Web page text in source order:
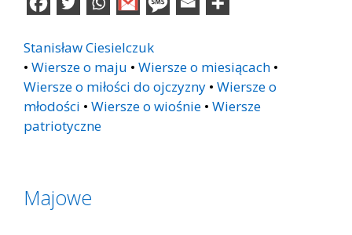
Stanisław Ciesielczuk
• Wiersze o maju • Wiersze o miesiącach •
Wiersze o miłości do ojczyzny • Wiersze o
młodości • Wiersze o wiośnie • Wiersze
patriotyczne
Majowe